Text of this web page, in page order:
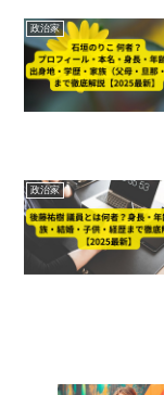
政治家
政治家